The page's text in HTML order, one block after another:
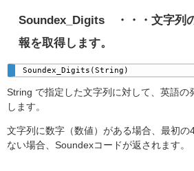
Soundex_Digits・・・文字列
報を取得します。
Soundex_Digits(String)
String で指定した文字列に対して、英語の
します。
文字列に数字（数値）がある場合、最初の
ない場合、Soundexコードが返されます。